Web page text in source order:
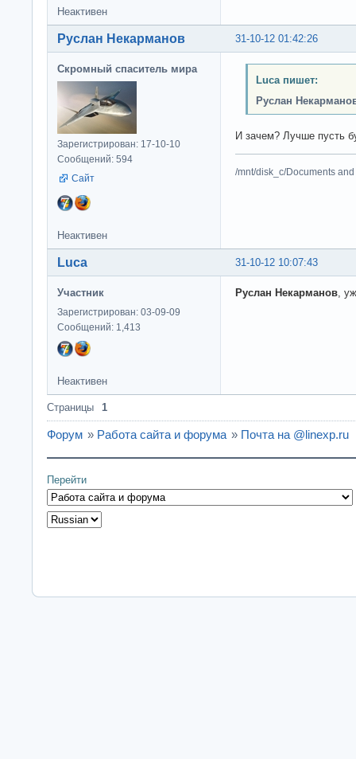
Неактивен
31-10-12 01:42:26
Руслан Некарманов
Скромный спаситель мира
Зарегистрирован: 17-10-10
Сообщений: 594
Сайт
Luca пишет:
Руслан
И зачем? Лучше пусть
/mnt/disk_c/Documents
Неактивен
31-10-12 10:07:43
Luca
Участник
Зарегистрирован: 03-09-09
Сообщений: 1,413
Руслан Некарманов,
Неактивен
Страницы 1
Форум » Работа сайта и форума » Почта на @linexp.ru
Перейти